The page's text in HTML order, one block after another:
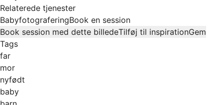
Relaterede tjenester
BabyfotograferingBook en session
Book session med dette billedeTilføj til inspirationGem
Tags
far
mor
nyfødt
baby